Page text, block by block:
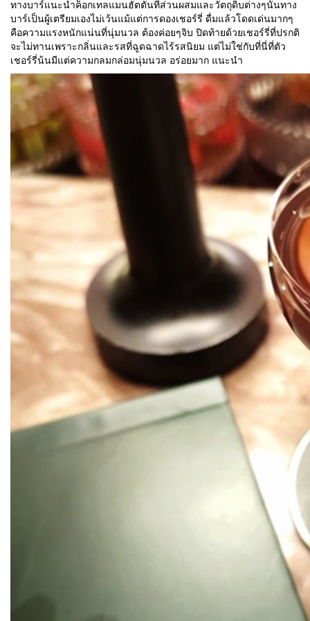
ทางบาร์แนะนำค็อกเทลแมนฮัตตันที่ส่วนผสมและวัตถุดิบต่างๆนั้นทาง
บาร์เป็นผู้เตรียมเองไม่เว้นแม้แต่การดองเชอร์รี่ ดื่มแล้วโดดเด่นมากๆ
คือความแรงหนักแน่นที่นุ่มนวล ต้องค่อยๆจิบ ปิดท้ายด้วยเชอร์รี่ที่ปรกติ
จะไม่ทานเพราะกลิ่นและรสที่ฉูดฉาดไร้รสนิยม แต่ไม่ใช่กับที่นี่ที่ตัว
เชอร์รี่น้นมีแต่ความกลมกล่อมนุ่มนวล อร่อยมาก แนะนำ